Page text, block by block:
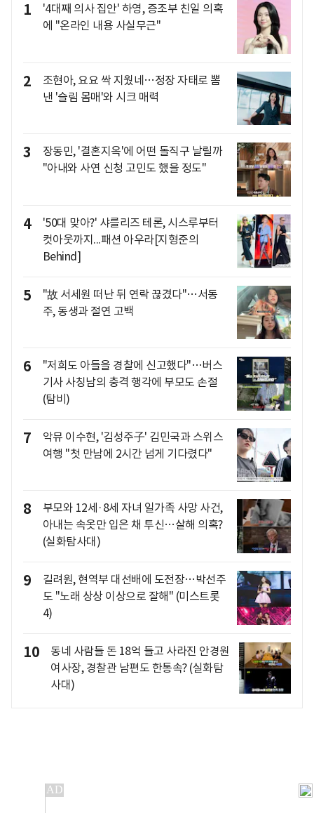
1
'4대째 의사 집안' 하영, 증조부 친일 의혹
에 "온라인 내용 사실무근"
2
조현아, 요요 싹 지웠네…정장 자태로 뽐
낸 '슬림 몸매'와 시크 매력
3
장동민, '결혼지옥'에 어떤 돌직구 날릴까
"아내와 사연 신청 고민도 했을 정도"
4
'50대 맞아?' 샤를리즈 테론, 시스루부터
컷아웃까지...패션 아우라[지형준의
Behind]
5
"故 서세원 떠난 뒤 연락 끊겼다"…서동
주, 동생과 절연 고백
6
"저희도 아들을 경찰에 신고했다"…버스
기사 사칭남의 충격 행각에 부모도 손절
(탐비)
7
악뮤 이수현, '김성주子' 김민국과 스위스
여행 "첫 만남에 2시간 넘게 기다렸다"
8
부모와 12세·8세 자녀 일가족 사망 사건,
아내는 속옷만 입은 채 투신…살해 의혹?
(실화탐사대)
9
길려원, 현역부 대선배에 도전장…박선주
도 "노래 상상 이상으로 잘해" (미스트롯
4)
10
동네 사람들 돈 18억 들고 사라진 안경원
여사장, 경찰관 남편도 한통속? (실화탐
사대)